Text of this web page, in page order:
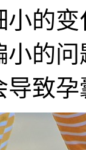
的
小的
导致